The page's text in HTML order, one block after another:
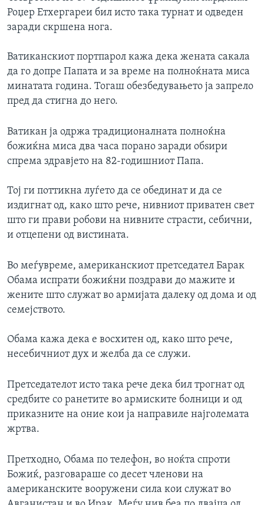
Роџер Етхергареи бил исто така турнат и одведен
заради скршена нога.
Ватиканскиот портпарол кажа дека жената сакала
да го допре Папата и за време на полноќната миса
минатата година. Тогаш обезбедувањето ја запрело
пред да стигна до него.
Ватикан ја одржа традиционалната полноќна
божиќна миса два часа порано заради обѕири
спрема здравјето на 82-годишниот Папа.
Тој ги поттикна луѓето да се обединат и да се
издигнат од, како што рече, нивниот приватен свет
што ги прави робови на нивните страсти, себични,
и отцепени од вистината.
Во меѓувреме, американскиот претседател Барак
Обама испрати божиќни поздрави до мажите и
жените што служат во армијата далеку од дома и од
семејството.
Обама кажа дека е восхитен од, како што рече,
несебичниот дух и желба да се служи.
Претседателот исто така рече дека бил трогнат од
средбите со ранетите во армиските болници и од
приказните на оние кои ја направиле најголемата
жртва.
Претходно, Обама по телефон, во ноќта спроти
Божиќ, разговараше со десет членови на
американските вооружени сила кои служат во